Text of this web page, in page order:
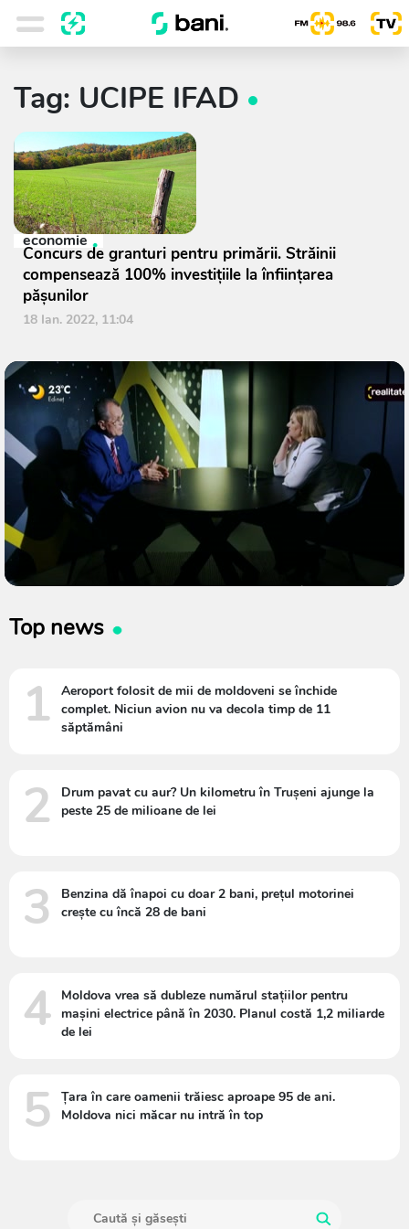
Tag: UCIPE IFAD
economie
Concurs de granturi pentru primării. Străinii
compensează 100% investițiile la înființarea
pășunilor
18 Ian. 2022, 11:04
Top news
1
Aeroport folosit de mii de moldoveni se închide
complet. Niciun avion nu va decola timp de 11
săptămâni
2
Drum pavat cu aur? Un kilometru în Trușeni ajunge la
peste 25 de milioane de lei
3
Benzina dă înapoi cu doar 2 bani, prețul motorinei
crește cu încă 28 de bani
4
Moldova vrea să dubleze numărul stațiilor pentru
mașini electrice până în 2030. Planul costă 1,2 miliarde
de lei
5
Țara în care oamenii trăiesc aproape 95 de ani.
Moldova nici măcar nu intră în top